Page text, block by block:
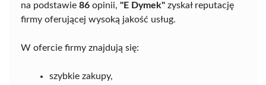
na podstawie 86 opinii, "E Dymek" zyskał reputację
firmy oferującej wysoką jakość usług.
W ofercie firmy znajdują się:
szybkie zakupy,